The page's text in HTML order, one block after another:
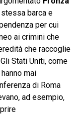
barca e
per cui
ai crimini che
che raccoglie
Stati Uniti, come
mai
di Roma
ad esempio,